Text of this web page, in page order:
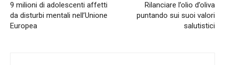
9 milioni di adolescenti affetti
da disturbi mentali nell’Unione
Europea
Rilanciare l’olio d’oliva
puntando sui suoi valori
salutistici